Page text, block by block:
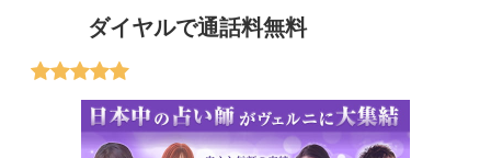
ダイヤルで通話料無料